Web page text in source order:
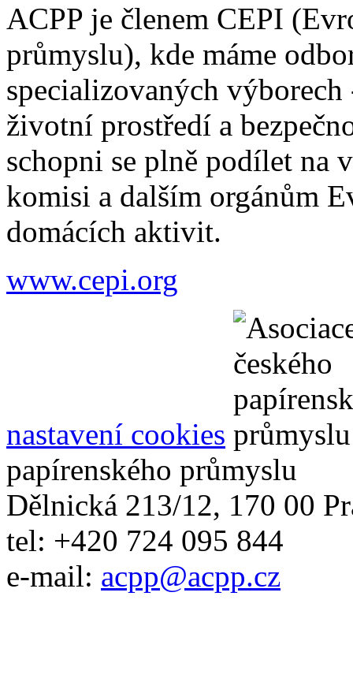
ACPP je členem CEPI
průmyslu), kde máme
specializovaných
životní prostředí a
schopni se plně podílet na
komisi a dalším orgánům
domácích aktivit.
www.cepi.org
nastavení cookies
papírenského průmyslu
Dělnická 213/12, 170 00
tel: +420 724 095 844
e-mail: acpp@acpp.cz